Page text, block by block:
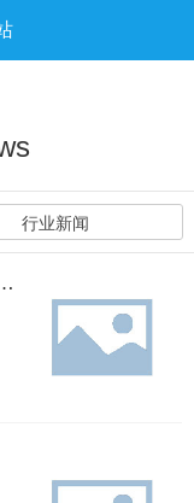
行业新闻
频、纯在线式、双变换、智能化 UPS